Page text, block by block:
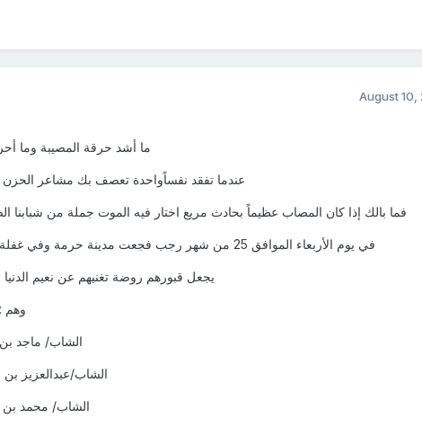
August 10,
ما أشد حرقة المصيبة وما
عندما تفقد نفساًواحدة تعصف بك مشاعر
فما بالك إذا كان المصاب عظيماً بحادث مريع اختار فيه الموت جملة من شبابنا
في يوم الأربعاء الموافق 25 من شهر رجب فجعت مدينة حرمة وفي غفلة منها بفقد خمسة من شبابنا نسأل الله أن يضللهم بمغفرته ورضوانه وأن
يجعل قبورهم روضة تغنيهم عن نعيم الدنيا
وهم
الشاب/ ماجد
الشاب/عبدالعزيز
الشاب/ محمد